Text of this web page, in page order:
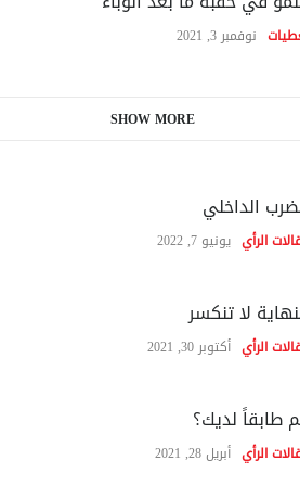
نوفمبر 3, 2021
SHOW MORE
الداخلي
الرأي يونيو 7, 2022
لا تنكسر
الرأي أكتوبر 30, 2021
طابقاً لديك؟
الرأي أبريل 28, 2021